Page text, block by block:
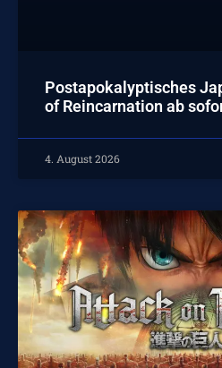
Postapokalyptisches
of Reincarnation ab
4. August 2026